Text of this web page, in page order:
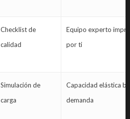
Checklist de
calidad
Equipo experto
por ti
Simulación de
carga
Capacidad elástica
demanda